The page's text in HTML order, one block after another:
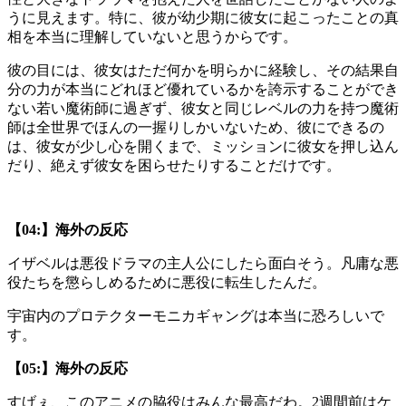
うに見えます。特に、彼が幼少期に彼女に起こったことの真
相を本当に理解していないと思うからです。
彼の目には、彼女はただ何かを明らかに経験し、その結果自
分の力が本当にどれほど優れているかを誇示することができ
ない若い魔術師に過ぎず、彼女と同じレベルの力を持つ魔術
師は全世界でほんの一握りしかいないため、彼にできるの
は、彼女が少し心を開くまで、ミッションに彼女を押し込ん
だり、絶えず彼女を困らせたりすることだけです。
【04:】海外の反応
イザベルは悪役ドラマの主人公にしたら面白そう。凡庸な悪
役たちを懲らしめるために悪役に転生したんだ。
宇宙内のプロテクターモニカギャングは本当に恐ろしいで
す。
【05:】海外の反応
すげぇ、このアニメの脇役はみんな最高だわ。2週間前はケ